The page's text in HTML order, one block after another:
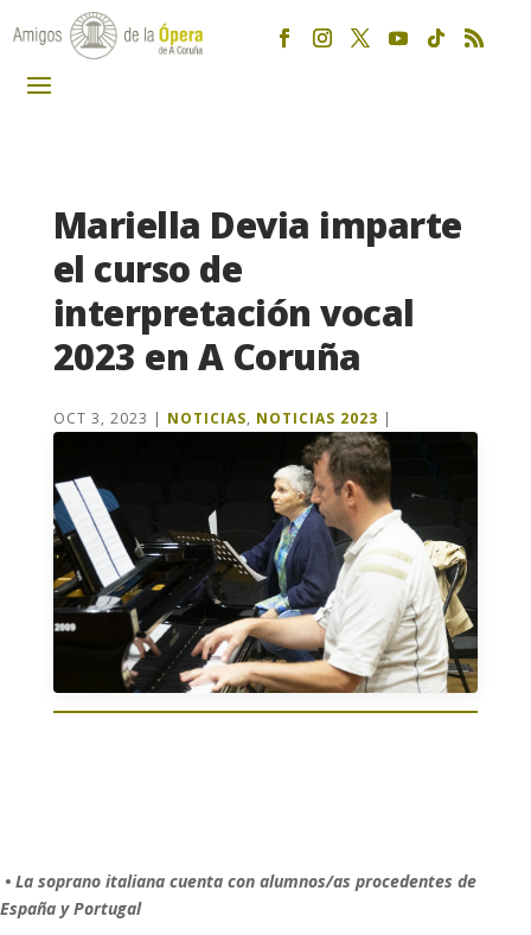
Mariella Devia imparte
el curso de
interpretación vocal
2023 en A Coruña
OCT 3, 2023 | NOTICIAS, NOTICIAS 2023 |
• La soprano italiana cuenta con alumnos/as procedentes de
España y Portugal